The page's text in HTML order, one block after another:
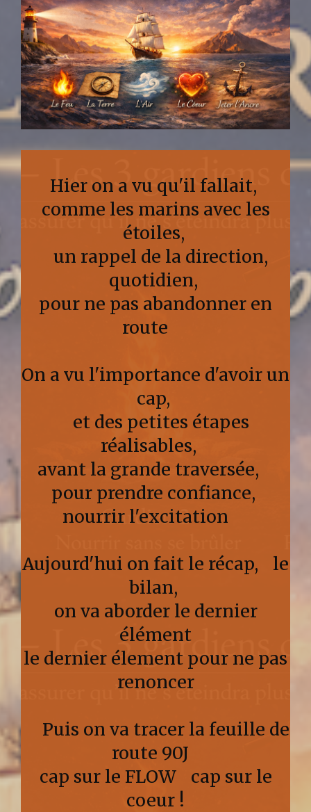
Hier on a vu qu'il fallait,
comme les marins avec les
étoiles,
un rappel de la direction,
quotidien,
pour ne pas abandonner en
route
On a vu l'importance d'avoir un
cap,
et des petites étapes
réalisables,
avant la grande traversée,
pour prendre confiance,
nourrir l'excitation
Aujourd'hui on fait le récap, le
bilan,
on va aborder le dernier
élément
le dernier élement pour ne pas
renoncer
Puis on va tracer la feuille de
route 90J
cap sur le FLOW cap sur le
coeur !